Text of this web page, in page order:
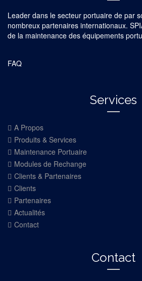
Leader dans le secteur portuaire de par
nombreux partenaires internationaux.
de la maintenance des équipements
FAQ
Services
A Propos
Produits & Services
Maintenance Portuaire
Modules de Rechange
Clients & Partenaires
Clients
Partenaires
Actualités
Contact
Contact